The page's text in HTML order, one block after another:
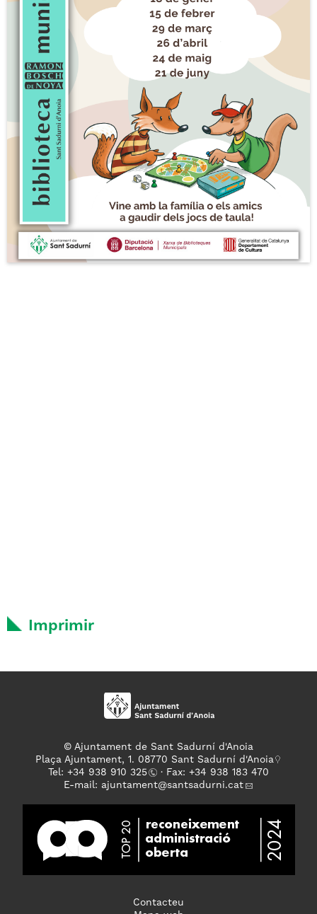
Imprimir
© Ajuntament de Sant Sadurní d'Anoia
Plaça Ajuntament, 1. 08770 Sant Sadurní d'Anoia
Tel: +34 938 910 325
· Fax: +34 938 183 470
E-mail: ajuntament@santsadurni.cat
Contacteu